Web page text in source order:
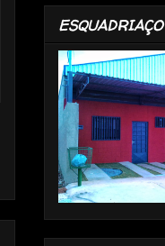
ESQUADRIAÇO